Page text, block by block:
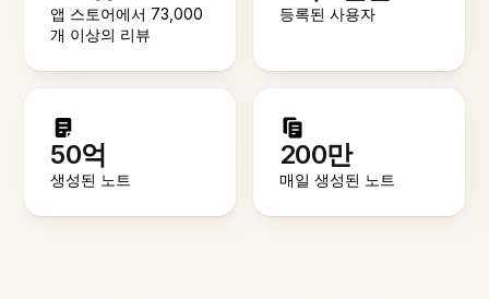
앱 스토어에서 73,000
개 이상의 리뷰
등록된 사용자
50억
생성된 노트
200만
매일 생성된 노트